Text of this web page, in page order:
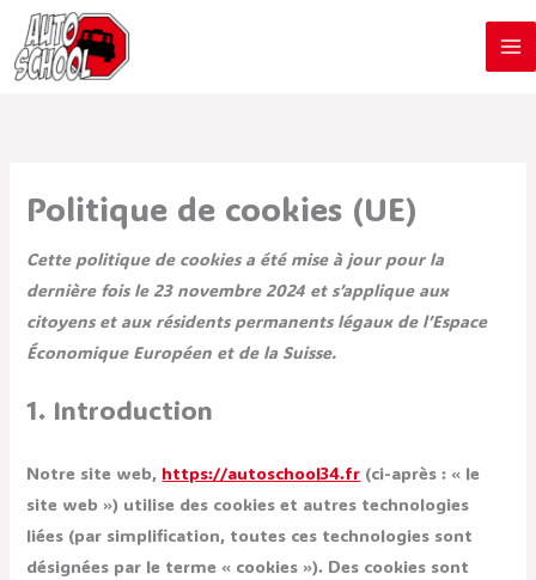
Aller
au
contenu
Politique de cookies (UE)
Cette politique de cookies a été mise à jour pour la
dernière fois le 23 novembre 2024 et s’applique aux
citoyens et aux résidents permanents légaux de l’Espace
Économique Européen et de la Suisse.
1. Introduction
Notre site web, https://autoschool34.fr (ci-après : « le
site web ») utilise des cookies et autres technologies
liées (par simplification, toutes ces technologies sont
désignées par le terme « cookies »). Des cookies sont
service
service
service
service
service
service
service
service